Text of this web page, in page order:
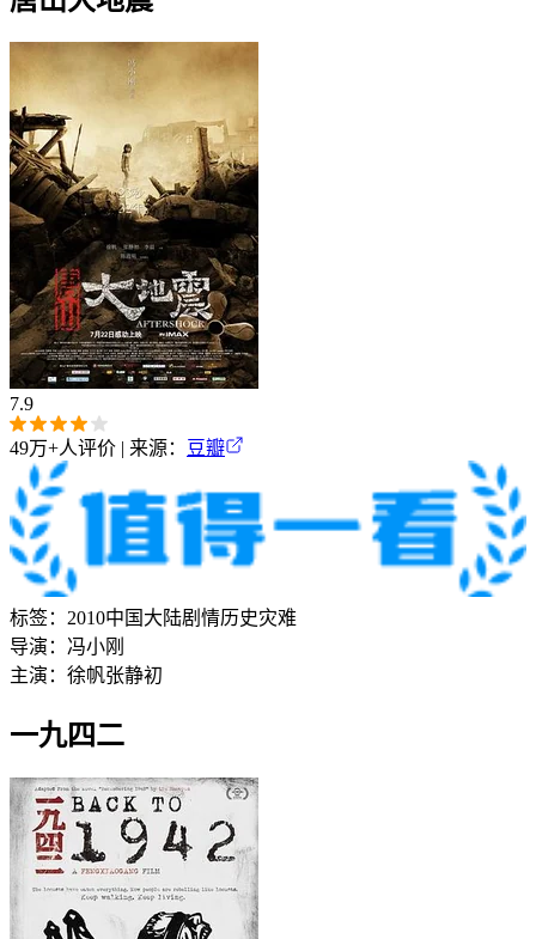
7.9
49万+人评价 | 来源： 豆瓣
标签： 2010中国大陆剧情历史灾难
导演： 冯小刚
主演： 徐帆张静初
一九四二